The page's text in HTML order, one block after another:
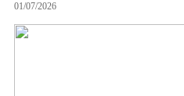
01/07/2026